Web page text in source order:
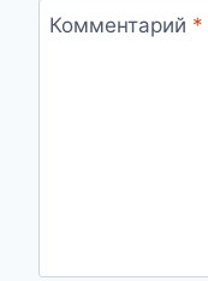
Комментарий *